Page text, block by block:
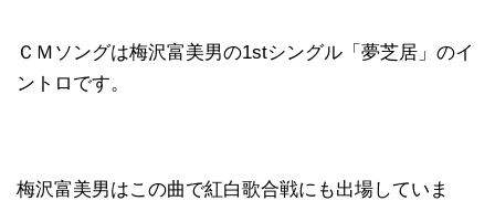
ＣＭソングは梅沢富美男の1stシングル「夢芝居」のイ
ントロです。
梅沢富美男はこの曲で紅白歌合戦にも出場していま